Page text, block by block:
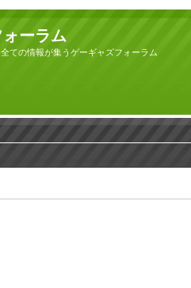
ーラム
ての情報が集うゲーギャズフォーラム